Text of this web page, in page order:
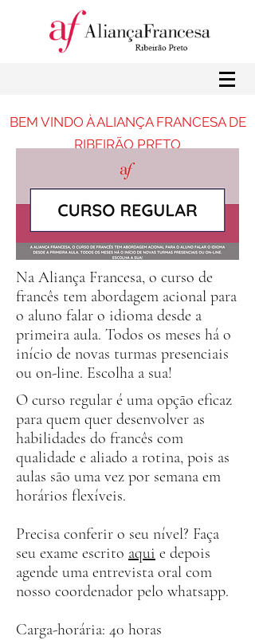
BEM VINDO À ALIANÇA FRANCESA DE
RIBEIRÃO PRETO
Na Aliança Francesa, o curso de
francês tem abordagem acional para
o aluno falar o idioma desde a
primeira aula. Todos os meses há o
início de novas turmas presenciais
ou on-line. Escolha a sua!
O curso regular é uma opção eficaz
para quem quer desenvolver as
habilidades do francês com
qualidade e aliado a rotina, pois as
aulas são uma vez por semana em
horários flexíveis.
Precisa conferir o seu nível? Faça
seu exame escrito aqui e depois
agende uma entrevista oral com
nosso coordenador pelo whatsapp.
Carga-horária: 40 horas